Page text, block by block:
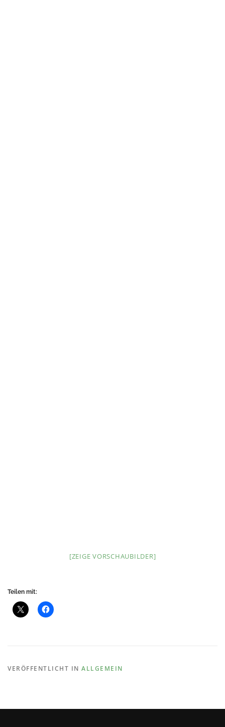
[ZEIGE VORSCHAUBILDER]
Teilen mit:
VERÖFFENTLICHT IN ALLGEMEIN